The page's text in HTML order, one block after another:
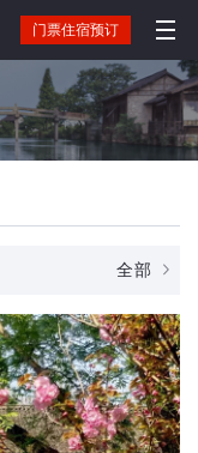
门票住宿预订
全部